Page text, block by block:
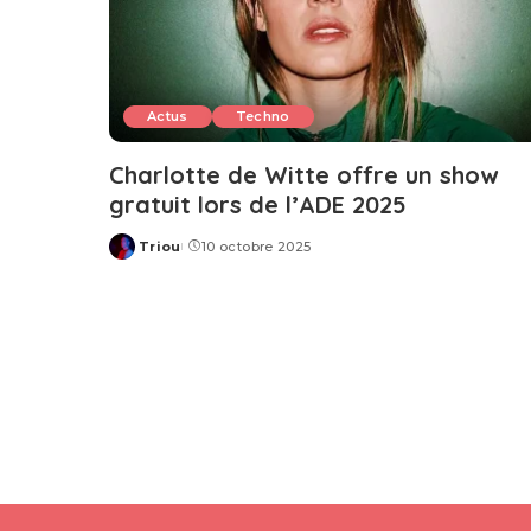
Actus Techno
Charlotte de Witte offre un show
gratuit lors de l’ADE 2025
Posted
Triou 10 octobre 2025